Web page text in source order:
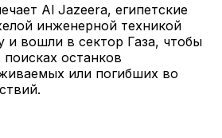
Al Jazeera, египетские
инженерной техникой
и вошли в сектор Газа, чтобы
поисках останков
или погибших во